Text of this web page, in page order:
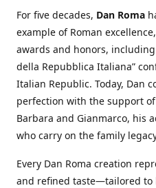
For five decades, Dan Roma
example of Roman
awards and honors,
della Repubblica Italiana”
Italian Republic. Today, Dan
perfection with the support
Barbara and Gianmarco, his
who carry on the family
Every Dan Roma creation
and refined taste—tailored